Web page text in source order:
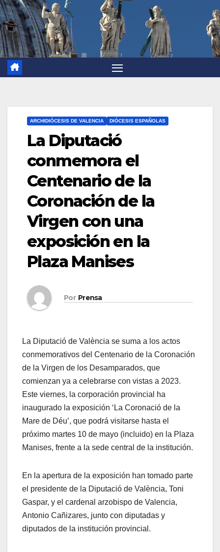
ARCHIDIÓCESIS DE VALENCIA DIÓCESIS ESPAÑOLAS
La Diputació
conmemora el
Centenario de la
Coronación de la
Virgen con una
exposición en la
Plaza Manises
Por Prensa
La Diputació de València se suma a los actos
conmemorativos del Centenario de la Coronación
de la Virgen de los Desamparados, que
comienzan ya a celebrarse con vistas a 2023.
Este viernes, la corporación provincial ha
inaugurado la exposición ‘La Coronació de la
Mare de Déu’, que podrá visitarse hasta el
próximo martes 10 de mayo (incluido) en la Plaza
Manises, frente a la sede central de la institución.
En la apertura de la exposición han tomado parte
el presidente de la Diputació de València, Toni
Gaspar, y el cardenal arzobispo de Valencia,
Antonio Cañizares, junto con diputadas y
diputados de la institución provincial.